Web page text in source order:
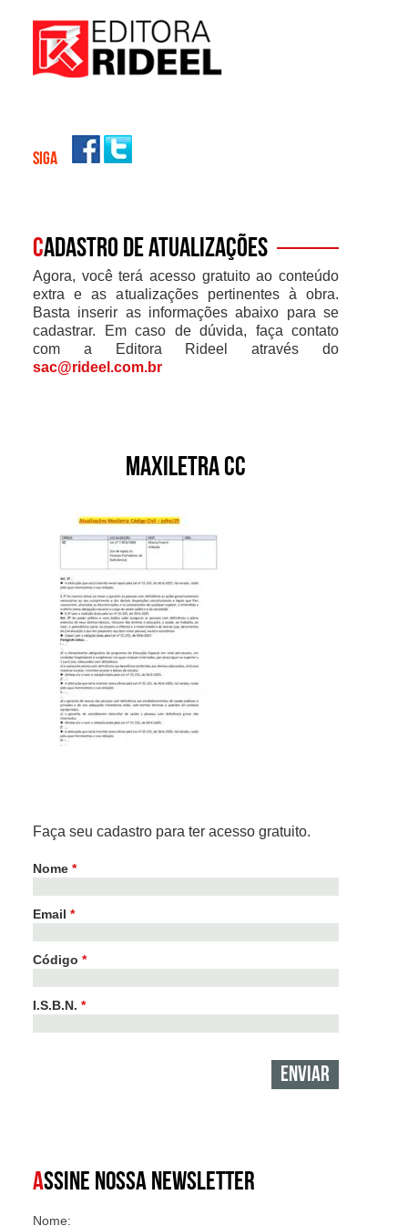
SIGA
Cadastro de atualizações
Agora, você terá acesso gratuito ao conteúdo
extra e as atualizações pertinentes à obra.
Basta inserir as informações abaixo para se
cadastrar. Em caso de dúvida, faça contato
com a Editora Rideel através do
sac@rideel.com.br
Maxiletra CC
Faça seu cadastro para ter acesso gratuito.
Nome *
Email *
Código *
I.S.B.N. *
ASSINE NOSSA NEWSLETTER
Nome: